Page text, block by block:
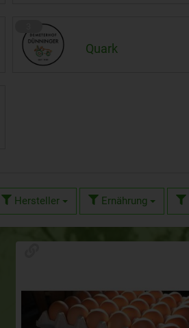
Quark
Hersteller Ernährung